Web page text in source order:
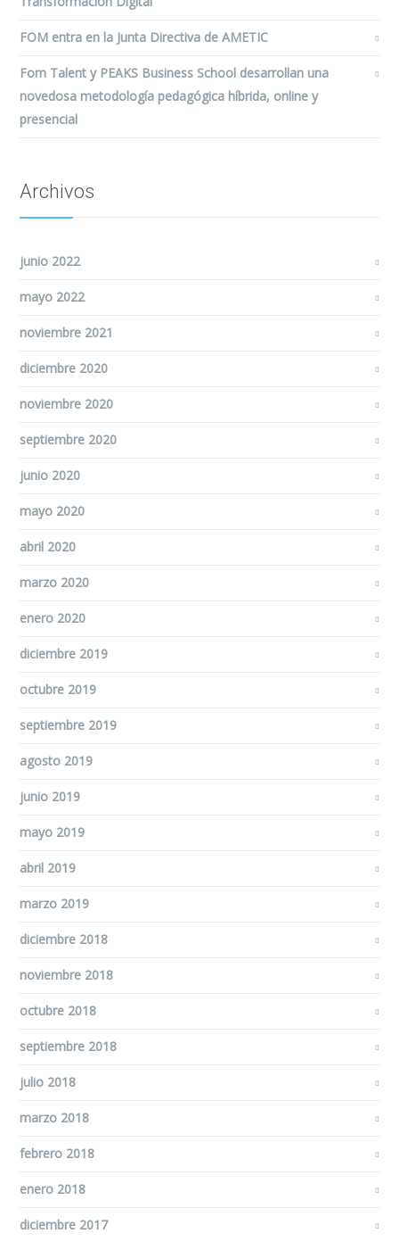
FOM entra en la Junta Directiva de AMETIC
Fom Talent y PEAKS Business School desarrollan una
novedosa metodología pedagógica híbrida, online y
presencial
Archivos
junio 2022
mayo 2022
noviembre 2021
diciembre 2020
noviembre 2020
septiembre 2020
junio 2020
mayo 2020
abril 2020
marzo 2020
enero 2020
diciembre 2019
octubre 2019
septiembre 2019
agosto 2019
junio 2019
mayo 2019
abril 2019
marzo 2019
diciembre 2018
noviembre 2018
octubre 2018
septiembre 2018
julio 2018
marzo 2018
febrero 2018
enero 2018
diciembre 2017